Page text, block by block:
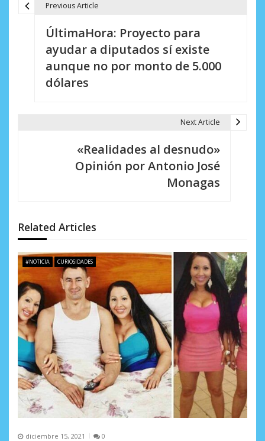
d
e
e
n
t
r
a
d
a
s
Previous Article
ÚltimaHora: Proyecto para
ayudar a diputados sí existe
aunque no por monto de 5.000
dólares
Next Article
«Realidades al desnudo»
Opinión por Antonio José
Monagas
Related Articles
#NOTICIA CURIOSIDADES
diciembre 15, 2021 0